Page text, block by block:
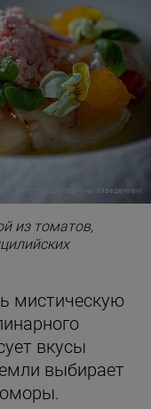
Фото предоставлены заведением
из томатов,
мистическую
вкусы
выбирает